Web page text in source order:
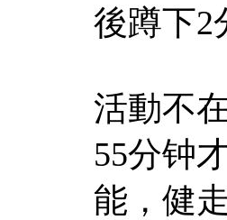
後蹲下2
活動不
55分钟
能，健